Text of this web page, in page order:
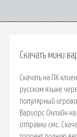
Скачать мини
Скачать на ПК
русском языке
популярный
Вариорс Онлайн
отправки смс.